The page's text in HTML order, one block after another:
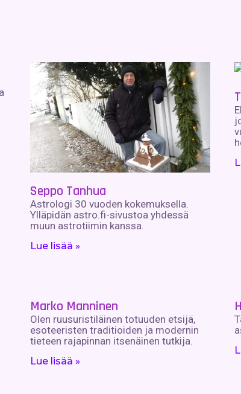
Seppo Tanhua
Astrologi 30 vuoden kokemuksella.
Ylläpidän astro.fi-sivustoa yhdessä
muun astrotiimin kanssa.
Lue lisää »
Marko Manninen
Olen ruusuristiläinen totuuden etsijä,
esoteeristen traditioiden ja modernin
tieteen rajapinnan itsenäinen tutkija.
Lue lisää »